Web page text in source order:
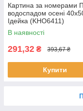
Картина за номерами
водоспадом осені
Ідейка (KHO6411)
В наявності
291,32 ₴ 393,67 ₴
Купити